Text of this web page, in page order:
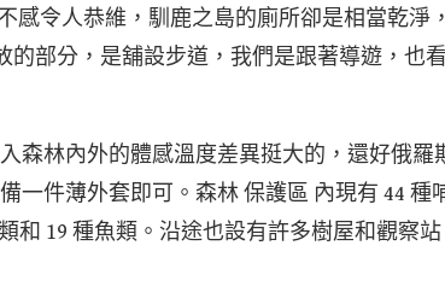
感令人恭維，馴鹿之島的廁所卻是相當乾淨
的部分，是舖設步道，我們是跟著導遊，也
森林內外的體感溫度差異挺大的，還好俄羅
一件薄外套即可。森林 保護區 內現有 44 種
和 19 種魚類。沿途也設有許多樹屋和觀察